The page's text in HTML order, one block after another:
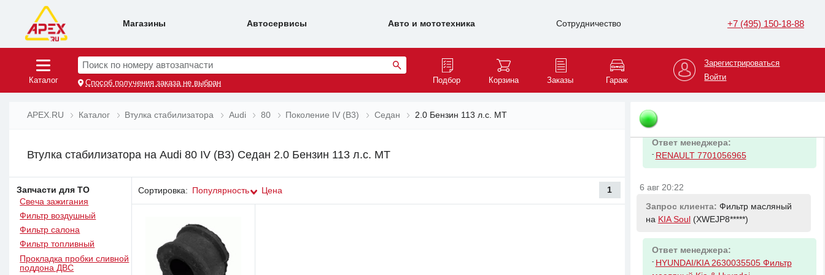
Магазины Автосервисы Авто и мототехника Сотрудничество +7 (495) 150-18-88
Каталог
Поиск по номеру автозапчасти
Способ получения заказа не выбран Подбор Корзина Заказы Гараж
Зарегистрироваться
Войти
APEX.RU Каталог Втулка стабилизатора Audi 80 Поколение IV (B3) Седан 2.0 Бензин 113 л.с. MT
Втулка стабилизатора на Audi 80 IV (B3) Седан 2.0 Бензин 113 л.с. MT
Запчасти для ТО
Свеча зажигания
Фильтр воздушный
Фильтр салона
Фильтр топливный
Прокладка пробки сливной
поддона ДВС
Сортировка: Популярность Цена 1
Ответ менеджера:
вентBM1B
6 авг 20:06
Renault Megane
Ответ менеджера:
- RENAULT 7701056965
6 авг 20:22
Запрос клиента: Фильтр масляный
на KIA Soul (XWEJP8*****)
Ответ менеджера:
- HYUNDAI/KIA 2630035505 Фильтр